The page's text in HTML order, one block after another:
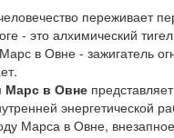
переживает
- это алхимический
в Овне - зажигатель
Марс в Овне
энергетической
Марса в Овне,